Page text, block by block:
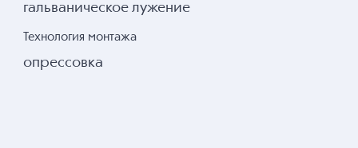
гальваническое лужение
Технология монтажа
опрессовка